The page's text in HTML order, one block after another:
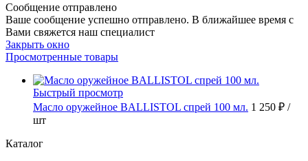
Сообщение отправлено
Ваше сообщение успешно отправлено. В ближайшее время с
Вами свяжется наш специалист
Закрыть окно
Просмотренные товары
Быстрый просмотр
Масло оружейное BALLISTOL спрей 100 мл. 1 250 ₽ /
шт
Каталог